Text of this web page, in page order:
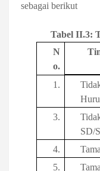
sebagai berikut
Tabel II.3:
N
o.
1.
3.
SD/
4.
5.